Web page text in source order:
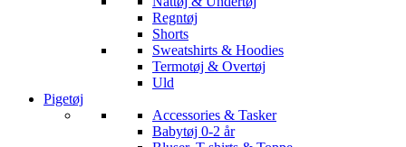
Regntøj
Shorts
Sweatshirts & Hoodies
Termotøj & Overtøj
Uld
Pigetøj
Accessories & Tasker
Babytøj 0-2 år